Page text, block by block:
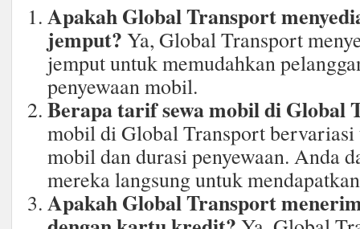
Apakah Global Transport
jemput? Ya, Global Transport
jemput untuk memudahkan
penyewaan mobil.
Berapa tarif sewa mobil di Global
mobil di Global Transport bervariasi
mobil dan durasi penyewaan. Anda
mereka langsung untuk
Apakah Global Transport